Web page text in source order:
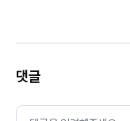
댓글